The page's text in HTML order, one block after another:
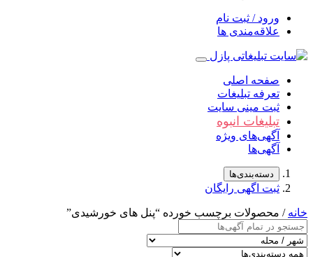
ورود / ثبت نام
علاقه‌مندی ها
صفحه اصلی
تعرفه تبلیغات
ثبت مینی سایت
تبلیغات انبوه
آگهی‌های ویژه
آگهی‌ها
دسته‌بندی‌ها
ثبت اگهی رایگان
خانه / محصولات برچسب خورده “پنل های خورشیدی”